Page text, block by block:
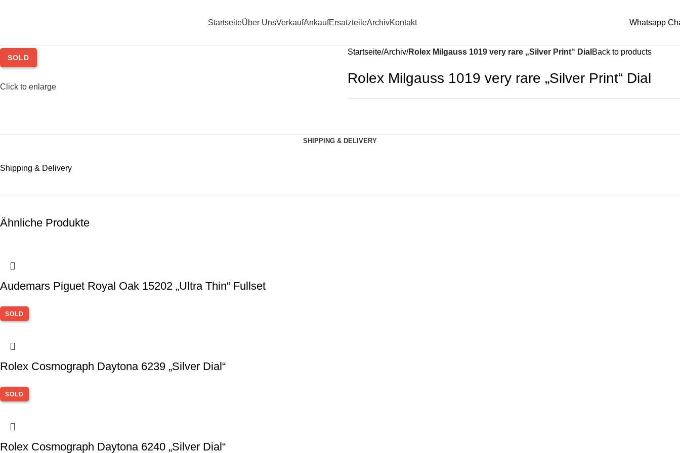
StartseiteÜber UnsVerkaufAnkaufErsatzteileArchivKontakt Whatsapp
SOLD
Click to enlarge
Startseite Archiv Rolex Milgauss 1019 very rare „Silver Print“ Dial Back to products
Rolex Milgauss 1019 very rare „Silver Print“ Dial
SHIPPING & DELIVERY
Shipping & Delivery
Ähnliche Produkte
Audemars Piguet Royal Oak 15202 „Ultra Thin“ Fullset
SOLD
Rolex Cosmograph Daytona 6239 „Silver Dial“
SOLD
Rolex Cosmograph Daytona 6240 „Silver Dial“